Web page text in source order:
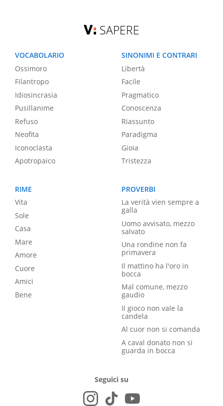
SAPERE
VOCABOLARIO
Ossimoro
Filantropo
Idiosincrasia
Pusillanime
Refuso
Neofita
Iconoclasta
Apotropaico
SINONIMI E CONTRARI
Libertà
Facile
Pragmatico
Conoscenza
Riassunto
Paradigma
Gioia
Tristezza
RIME
Vita
Sole
Casa
Mare
Amore
Cuore
Amici
Bene
PROVERBI
La verità vien sempre a
galla
Uomo avvisato, mezzo
salvato
Una rondine non fa
primavera
Il mattino ha l'oro in
bocca
Mal comune, mezzo
gaudio
Il gioco non vale la
candela
Al cuor non si comanda
A caval donato non si
guarda in bocca
Seguici su